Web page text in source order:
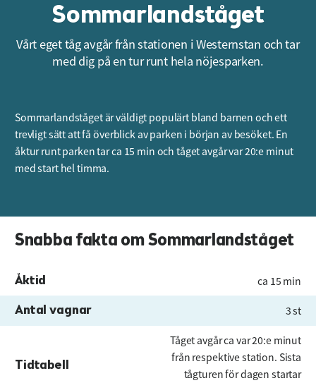
Sommarlandståget
Vårt eget tåg avgår från stationen i Westernstan och tar
med dig på en tur runt hela nöjesparken.
Sommarlandståget är väldigt populärt bland barnen och ett
trevligt sätt att få överblick av parken i början av besöket. En
åktur runt parken tar ca 15 min och tåget avgår var 20:e minut
med start hel timma.
Snabba fakta om Sommarlandståget
Åktid ca 15 min
Antal vagnar 3 st
Tidtabell
Tåget avgår ca var 20:e minut
från respektive station. Sista
tågturen för dagen startar